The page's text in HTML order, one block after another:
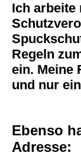
Ich arbeite
Regeln
ein. Meine
und nur
Ebenso
Adresse: